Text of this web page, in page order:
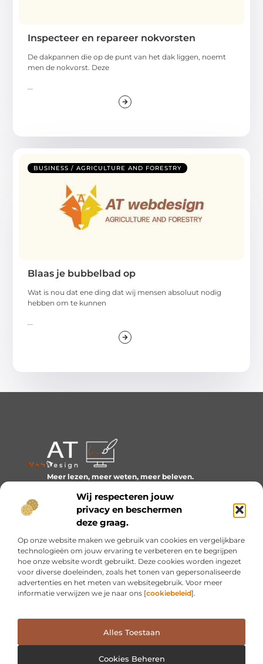
Wij respecteren jouw
privacy en beschermen
deze graag.
Op onze website maken we gebruik van cookies en vergelijkbare
technologieën om jouw ervaring te verbeteren en te begrijpen
hoe onze website wordt gebruikt. Deze cookies worden ingezet
voor diverse doeleinden, zoals het tonen van gepersonaliseerde
advertenties en het meten van websitegebruik. Voor meer
informatie verwijzen we je naar ons [cookiebeleid].
Alles Toestaan
Cookies Beheren
Inspecteer en repareer nokvorsten
De dakpannen die op de punt van het dak liggen, noemt
men de nokvorst. Deze
BUSINESS / AGRICULTURE AND FORESTRY
Blaas je bubbelbad op
Wat is nou dat ene ding dat wij mensen absoluut nodig
hebben om te kunnen
Meer lezen, meer weten, meer beleven.
het dagelijks leven boeiend maakt.
Bericht categorie
Onze informatie
@2025 www.at-webdesign.nl. All Right Reserved.